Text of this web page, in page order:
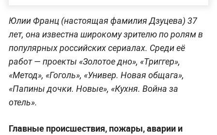
Юлии Франц (настоящая фамилия Дзуцева) 37
лет, она известна широкому зрителю по ролям в
популярных российских сериалах. Среди её
работ — проекты «Золотое дно», «Триггер»,
«Метод», «Гоголь», «Универ. Новая общага»,
«Папины дочки. Новые», «Кухня. Война за
отель».
Главные происшествия, пожары, аварии и